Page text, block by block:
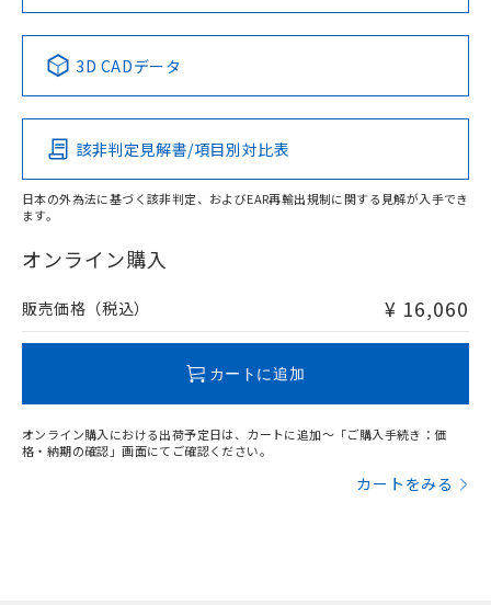
以上、n: 40mm以上
検出領域
Pb Hg Cd Cr(VI)
O
在庫等で未対応品が混在する可能性があります。
問い合わせください。
No No No No
この製品の規格認証/適合状況ページへ
その他の認証はこちらのページからご検索ください
3D CADデータ
該非判定見解書/項目別対比表
日本の外為法に基づく該非判定、およびEAR再輸出規制に関する見解が入手でき
ます。
オンライン購入
販売価格（税込） ¥ 16,060
カートに追加
オンライン購入における出荷予定日は、カートに追加～「ご購入手続き：価
格・納期の確認」画面にてご確認ください。
カートをみる